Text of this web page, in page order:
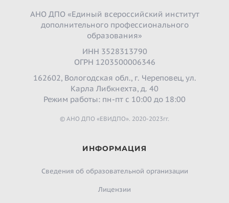
АНО ДПО «Единый всероссийский институт
дополнительного профессионального
образования»
ИНН 3528313790
ОГРН 1203500006346
162602, Вологодская обл., г. Череповец, ул.
Карла Либкнехта, д. 40
Режим работы: пн-пт с 10:00 до 18:00
© АНО ДПО «ЕВИДПО». 2020-2023гг.
ИНФОРМАЦИЯ
Сведения об образовательной организации
Лицензии